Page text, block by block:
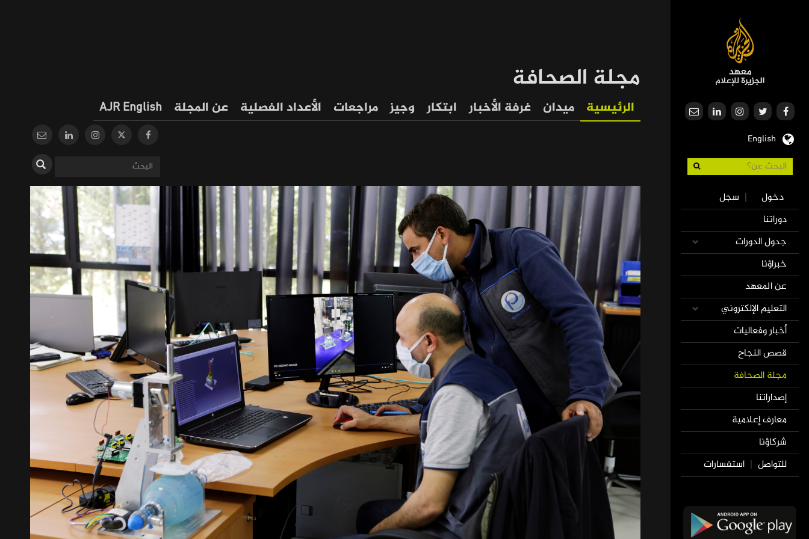
English
User
account
menu
دخول | سجل
Main
navigation
دوراتنا
جدول الدورات
خبراؤنا
عن المعهد
التعليم الإلكتروني
أخبار وفعاليات
قصص النجاح
مجلة الصحافة
إصداراتنا
معارف إعلامية
شركاؤنا
للتواصل | استفسارات
مجلة الصحافة
الرئيسية ميدان غرفة الأخبار ابتكار وجيز مراجعات الأعداد الفصلية عن المجلة AJR English